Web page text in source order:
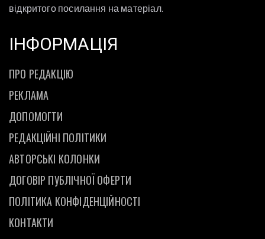
відкритого посилання на матеріал.
ІНФОРМАЦІЯ
ПРО РЕДАКЦІЮ
РЕКЛАМА
ДОПОМОГТИ
РЕДАКЦІЙНІ ПОЛІТИКИ
АВТОРСЬКІ КОЛОНКИ
ДОГОВІР ПУБЛІЧНОЇ ОФЕРТИ
ПОЛІТИКА КОНФІДЕНЦІЙНОСТІ
КОНТАКТИ